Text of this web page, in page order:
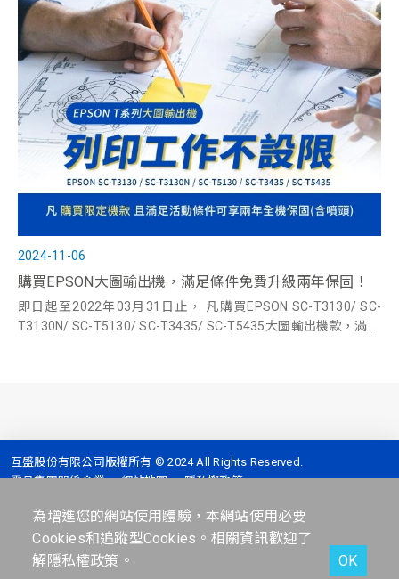
2024-11-06
購買EPSON大圖輸出機，滿足條件免費升級兩年保固！
即日起至2022年03月31日止， 凡購買EPSON SC-T3130/ SC-
T3130N/ SC-T5130/ SC-T3435/ SC-T5435大圖輸出機款，滿足
互盛股份有限公司版權所有 © 2024 All Rights Reserved.
震旦集團關係企業
網站地圖
隱私權政策
地址 :台北市信義區信義路五段2號7樓
為增進您的網站使用體驗，本網站使用必要
Cookies和追蹤型Cookies。相關資訊歡迎了
解隱私權政策 。 OK